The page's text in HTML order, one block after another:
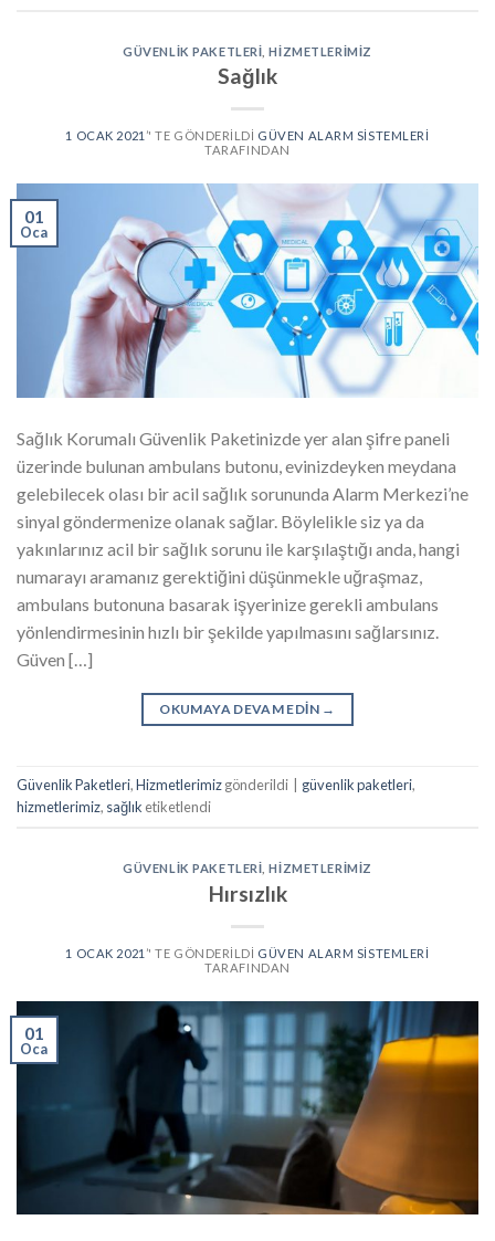
GÜVENLIK PAKETLERI ,HIZMETLERIMIZ
Sağlık
1 OCAK 2021 ’' TE GÖNDERILDI GÜVEN ALARM SISTEMLERI
TARAFINDAN
01
Oca
Sağlık Korumalı Güvenlik Paketinizde yer alan şifre paneli
üzerinde bulunan ambulans butonu, evinizdeyken meydana
gelebilecek olası bir acil sağlık sorununda Alarm Merkezi’ne
sinyal göndermenize olanak sağlar. Böylelikle siz ya da
yakınlarınız acil bir sağlık sorunu ile karşılaştığı anda, hangi
numarayı aramanız gerektiğini düşünmekle uğraşmaz,
ambulans butonuna basarak işyerinize gerekli ambulans
yönlendirmesinin hızlı bir şekilde yapılmasını sağlarsınız.
Güven […]
OKUMAYA DEVAM EDIN →
Güvenlik Paketleri,Hizmetlerimizgönderildi güvenlik paketleri,
hizmetlerimiz, sağlık etiketlendi
GÜVENLIK PAKETLERI ,HIZMETLERIMIZ
Hırsızlık
1 OCAK 2021 ’' TE GÖNDERILDI GÜVEN ALARM SISTEMLERI
TARAFINDAN
01
Oca